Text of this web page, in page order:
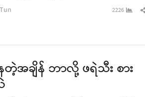
2226
အချိန် ဘာလို့ ဖရဲသီး စား